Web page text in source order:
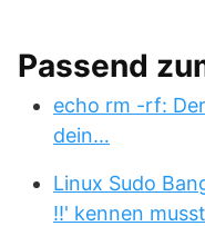
Passend
echo rm -rf:
dein…
Linux Sudo
!!' kennen musst